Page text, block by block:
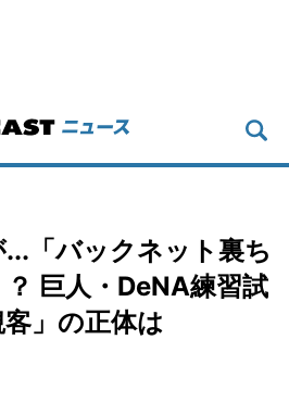
「バックネット裏ち
巨人・DeNA練習試
」の正体は